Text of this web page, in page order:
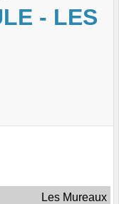
- LES
Les Mureaux